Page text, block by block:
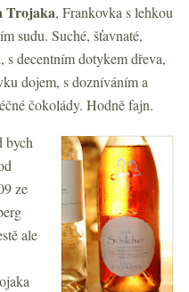
Trojaka, Frankovka s lehkou
sudu. Suché, šťavnaté,
s decentním dotykem dřeva,
dojem, s dozníváním a
čokolády. Hodně fajn.
bych
ze
ale